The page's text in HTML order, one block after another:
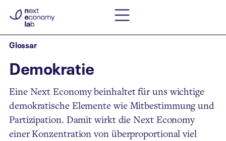
Glossar
Demokratie
Eine Next Economy beinhaltet für uns wichtige
demokratische Elemente wie Mitbestimmung und
Partizipation. Damit wirkt die Next Economy
einer Konzentration von überproportional viel